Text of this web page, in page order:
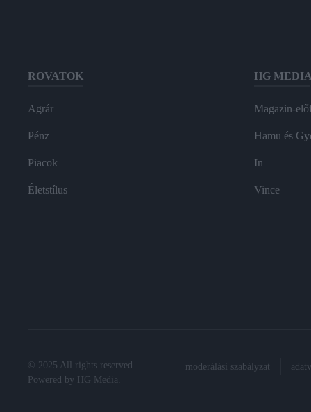
ROVATOK
Agrár
Pénz
Piacok
Életstílus
HG MEDIA
Magazin-
Hamu és
In
Vince
© 2025 All rights reserved.
Powered by
HG Media.
moderálási szabályzat